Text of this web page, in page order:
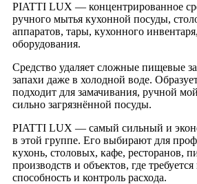
PLATE Средство для посуды с
пэт
617.73₽
PIATTI LUX — концентрированное
ручного мытья кухонной посуды,
аппаратов, тары, кухонного
оборудования.
Средство удаляет сложные пищевые
запахи даже в холодной воде.
подходит для замачивания, ручной
сильно загрязнённой посуды.
PIATTI LUX — самый сильный и
в этой группе. Его выбирают для
кухонь, столовых, кафе, ресторанов,
производств и объектов, где
способность и контроль расхода.